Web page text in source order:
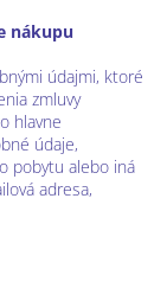
nákupu
údajmi, ktoré
zmluvy
hlavne
údaje,
pobytu alebo iná
adresa,